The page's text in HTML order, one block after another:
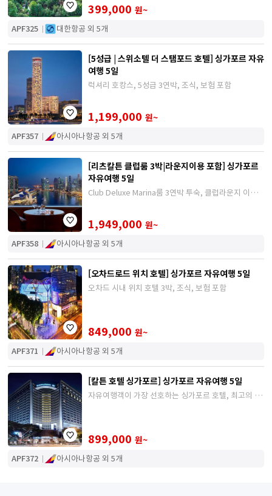
399,000 원~
APF325 대한항공 외 5개
[5성급 | 스위소텔 더 스탬포드 호텔] 싱가포르 자유
여행 5일
럭셔리 호캉스, 5성급 3연박, 조식, 보험 포함
1,199,000 원~
APF357 아시아나항공 외 5개
[리츠칼튼 클럽룸 3박|라운지이용 포함] 싱가포르
자유여행 5일
Club Deluxe Marina룸 3연박 투숙, 클럽라운지 이용
1,949,000 원~
APF358 아시아나항공 외 5개
[오차드로드 위치 호텔] 싱가포르 자유여행 5일
오차드 시내 위치 호텔 3박, 조식, 보험 포함
849,000 원~
APF371 아시아나항공 외 5개
[칼튼 호텔 싱가포르] 싱가포르 자유여행 5일
자유여행객이 가장 선호하는 싱가포르 호텔, 최고의 위
899,000 원~
APF372 아시아나항공 외 5개